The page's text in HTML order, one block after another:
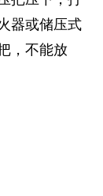
器或储压式
，不能放